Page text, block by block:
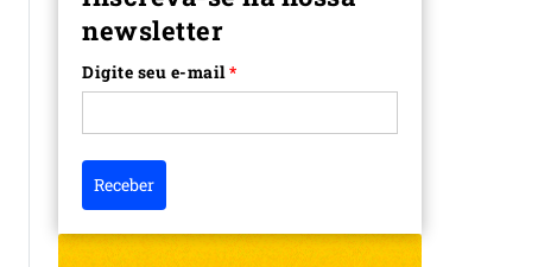
newsletter
Digite seu e-mail*
Receber